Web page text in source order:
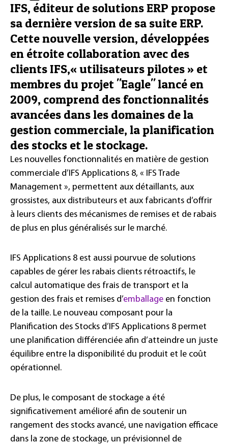
IFS, éditeur de solutions ERP propose
sa dernière version de sa suite ERP.
Cette nouvelle version, développées
en étroite collaboration avec des
clients IFS,« utilisateurs pilotes » et
membres du projet "Eagle" lancé en
2009, comprend des fonctionnalités
avancées dans les domaines de la
gestion commerciale, la planification
des stocks et le stockage.
Les nouvelles fonctionnalités en matière de gestion
commerciale d’IFS Applications 8, « IFS Trade
Management », permettent aux détaillants, aux
grossistes, aux distributeurs et aux fabricants d’offrir
à leurs clients des mécanismes de remises et de rabais
de plus en plus généralisés sur le marché.
IFS Applications 8 est aussi pourvue de solutions
capables de gérer les rabais clients rétroactifs, le
calcul automatique des frais de transport et la
gestion des frais et remises d’emballage en fonction
de la taille. Le nouveau composant pour la
Planification des Stocks d’IFS Applications 8 permet
une planification différenciée afin d’atteindre un juste
équilibre entre la disponibilité du produit et le coût
opérationnel.
De plus, le composant de stockage a été
significativement amélioré afin de soutenir un
rangement des stocks avancé, une navigation efficace
dans la zone de stockage, un prévisionnel de